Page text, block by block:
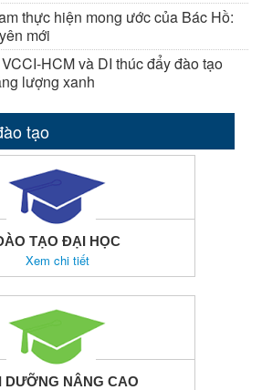
thực hiện mong ước của Bác Hồ:
mới
HCM và DI thúc đẩy đào tạo
lượng xanh
tạo
TẠO ĐẠI HỌC
Xem chi tiết
DƯỠNG NÂNG CAO